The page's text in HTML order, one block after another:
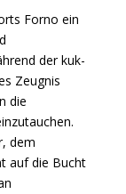
Forno ein
der kuk-
Zeugnis
die
dem
auf die Bucht